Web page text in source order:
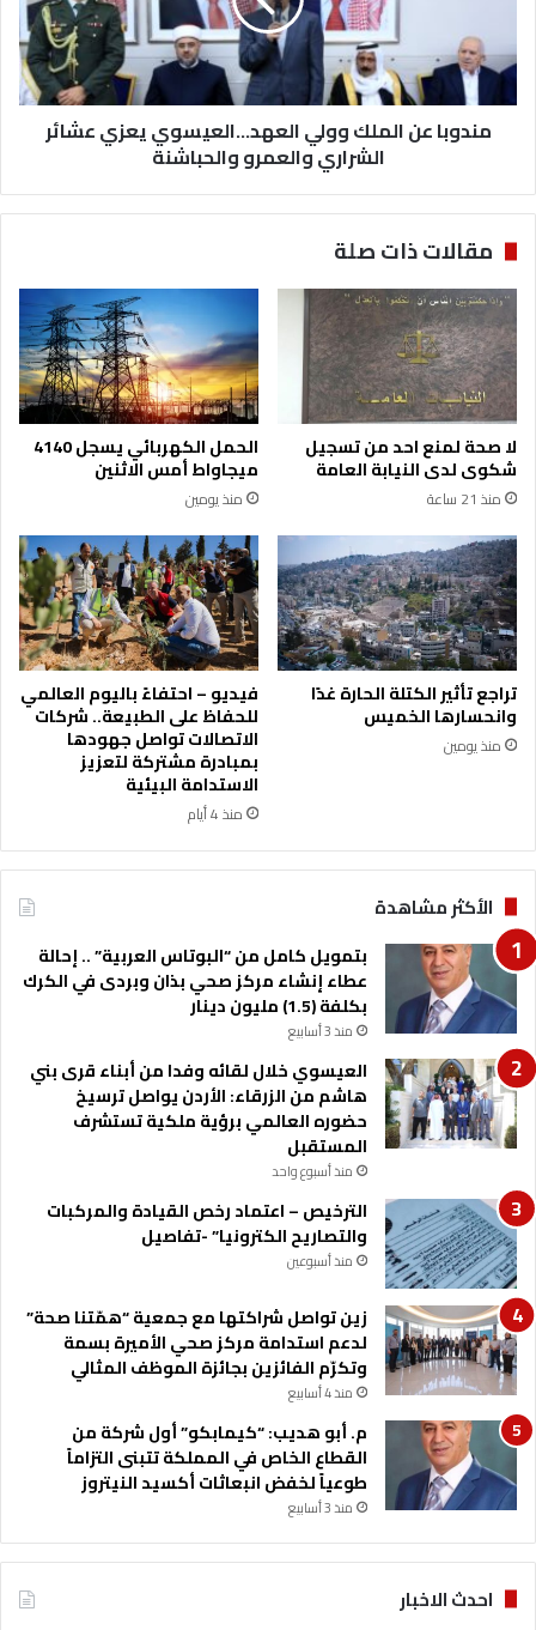
ر
ف
ة
ر
ع
ن
ع
ن
ا
ك
و
ي
ا
ل
ع
ه
د
.
.
.
ا
ل
ع
ي
س
و
ي
ي
ع
ز
ا
ر
ا
ل
ش
ر
ا
ر
ي
و
ا
ع
م
ر
و
و
ا
ل
ح
ب
ا
ش
ة
مندوبا عن الملك وولي العهد...العيسوي يعزي عشائر
الشراري والعمرو والحباشنة
مقالات ذات صلة
لا صحة لمنع احد من تسجيل
شكوى لدى النيابة العامة
منذ 21 ساعة
الحمل الكهربائي يسجل 4140
ميجاواط أمس الاثنين
منذ يومين
تراجع تأثير الكتلة الحارة غدًا
وانحسارها الخميس
منذ يومين
فيديو – احتفاءً باليوم العالمي
للحفاظ على الطبيعة.. شركات
الاتصالات تواصل جهودها
بمبادرة مشتركة لتعزيز
الاستدامة البيئية
منذ 4 أيام
الأكثر مشاهدة
بتمويل كامل من “البوتاس العربية” .. إحالة
عطاء إنشاء مركز صحي بذان وبردى في الكرك
بكلفة (1.5) مليون دينار
منذ 3 أسابيع
العيسوي خلال لقائه وفدا من أبناء قرى بني
هاشم من الزرقاء: الأردن يواصل ترسيخ
حضوره العالمي برؤية ملكية تستشرف
المستقبل
منذ أسبوع واحد
الترخيص – اعتماد رخص القيادة والمركبات
والتصاريح الكترونيا” -تفاصيل
منذ أسبوعين
زين تواصل شراكتها مع جمعية “همّتنا صحة”
لدعم استدامة مركز صحي الأميرة بسمة
وتكرّم الفائزين بجائزة الموظف المثالي
منذ 4 أسابيع
م. أبو هديب: “كيمابكو” أول شركة من
القطاع الخاص في المملكة تتبنى التزاماً
طوعياً لخفض انبعاثات أكسيد النيتروز
منذ 3 أسابيع
احدث الاخبار